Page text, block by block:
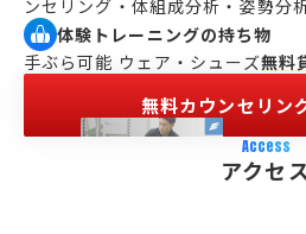
ンセリング・体組成分析・姿勢分
体験トレーニングの持ち物
手ぶら可能 ウェア・シューズ無料
無料カウンセリン
Access
アクセ